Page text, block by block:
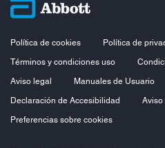
Política de cookies
Política de
Términos y condiciones uso
Aviso legal
Manuales de Usuario
Declaración de Accesibilidad
Aviso
Preferencias sobre cookies